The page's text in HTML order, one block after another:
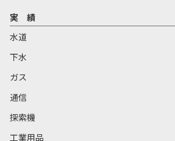
実 績
水道
下水
ガス
通信
探索機
工業用品